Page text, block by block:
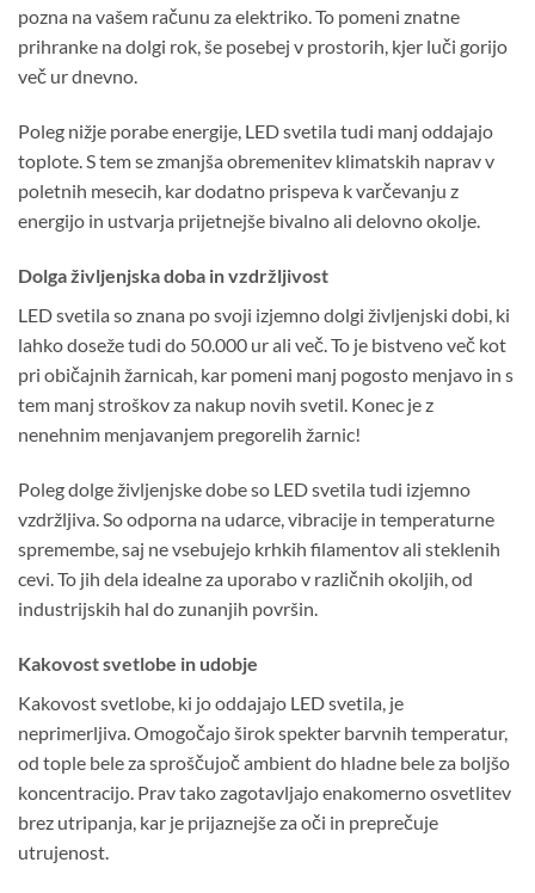
pozna na vašem računu za elektriko. To pomeni znatne
prihranke na dolgi rok, še posebej v prostorih, kjer luči gorijo
več ur dnevno.
Poleg nižje porabe energije, LED svetila tudi manj oddajajo
toplote. S tem se zmanjša obremenitev klimatskih naprav v
poletnih mesecih, kar dodatno prispeva k varčevanju z
energijo in ustvarja prijetnejše bivalno ali delovno okolje.
Dolga življenjska doba in vzdržljivost
LED svetila so znana po svoji izjemno dolgi življenjski dobi, ki
lahko doseže tudi do 50.000 ur ali več. To je bistveno več kot
pri običajnih žarnicah, kar pomeni manj pogosto menjavo in s
tem manj stroškov za nakup novih svetil. Konec je z
nenehnim menjavanjem pregorelih žarnic!
Poleg dolge življenjske dobe so LED svetila tudi izjemno
vzdržljiva. So odporna na udarce, vibracije in temperaturne
spremembe, saj ne vsebujejo krhkih filamentov ali steklenih
cevi. To jih dela idealne za uporabo v različnih okoljih, od
industrijskih hal do zunanjih površin.
Kakovost svetlobe in udobje
Kakovost svetlobe, ki jo oddajajo LED svetila, je
neprimerljiva. Omogočajo širok spekter barvnih temperatur,
od tople bele za sproščujoč ambient do hladne bele za boljšo
koncentracijo. Prav tako zagotavljajo enakomerno osvetlitev
brez utripanja, kar je prijaznejše za oči in preprečuje
utrujenost.